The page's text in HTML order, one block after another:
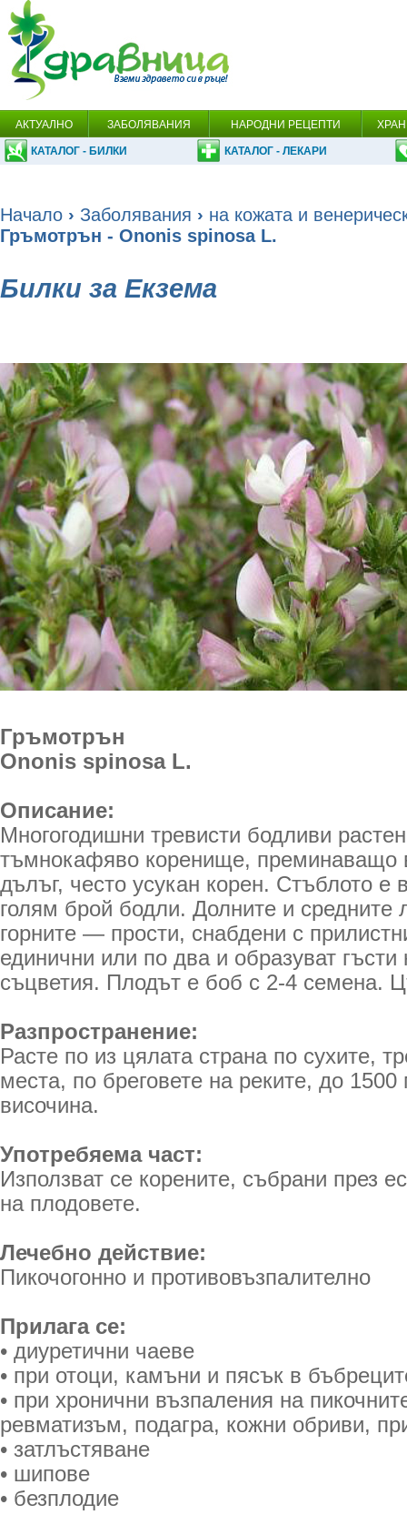
АКТУАЛНО ЗАБОЛЯВАНИЯ НАРОДНИ РЕЦЕПТИ
КАТАЛОГ - БИЛКИ КАТАЛОГ - ЛЕКАРИ
Начало › Заболявания › на кожата и
Гръмотрън - Ononis spinosa L.
Билки за Екзема
Гръмотрън
Ononis spinosa L.
Описание:
Многогодишни тревисти бодливи
тъмнокафяво коренище, преминаващо
дълъг, често усукан корен. Стъблото е
голям брой бодли. Долните и средните
горните — прости, снабдени с
единични или по два и образуват гъсти
съцветия. Плодът е боб с 2-4 семена.
Разпространение:
Расте по из цялата страна по сухите,
места, по бреговете на реките, до
височина.
Употребяема част:
Използват се корените, събрани през
на плодовете.
Лечебно действие:
Пикочогонно и противовъзпалително
Прилага се:
• диуретични чаеве
• при отоци, камъни и пясък в
• при хронични възпаления на
ревматизъм, подагра, кожни обриви,
• затлъстяване
• шипове
• безплодие